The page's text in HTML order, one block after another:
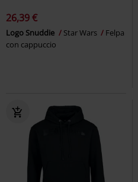
26,39 €
Logo Snuddie Star Wars
Felpa
con cappuccio